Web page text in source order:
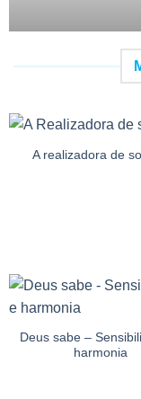
A realizadora de
Deus sabe –
harmonia